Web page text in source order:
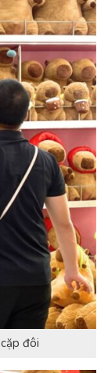
đôi